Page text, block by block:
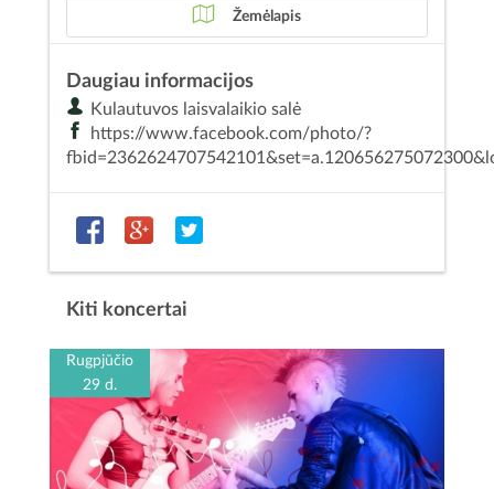
Žemėlapis
Daugiau informacijos
Kulautuvos laisvalaikio salė
https://www.facebook.com/photo/?
Kiti koncertai
Rugpjūčio
29 d.